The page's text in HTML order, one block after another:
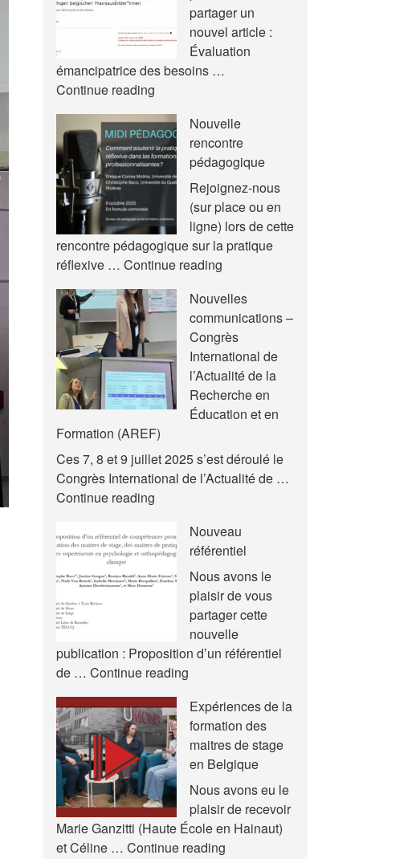
partager un
nouvel article :
Évaluation
émancipatrice des besoins …
Continue reading
Nouvelle
rencontre
pédagogique
Rejoignez-nous
(sur place ou en
ligne) lors de cette
rencontre pédagogique sur la pratique
réflexive …Continue reading
pédagogique
Nouvelles
communications –
Congrès
International de
l’Actualité de la
Recherche en
Éducation et en
Formation (AREF)
Ces 7, 8 et 9 juillet 2025 s’est déroulé le
Congrès International de l’Actualité de …
Continue reading
–
Congrès
International
l’Actualité
la
Recherche
Éducation
et
en
Formation
(AREF)
Nouveau
référentiel
Nous avons le
plaisir de vous
partager cette
nouvelle
publication : Proposition d’un référentiel
de …Continue reading
Expériences de la
formation des
maitres de stage
en Belgique
Nous avons eu le
plaisir de recevoir
Marie Ganzitti (Haute École en Hainaut)
et Céline …Continue reading